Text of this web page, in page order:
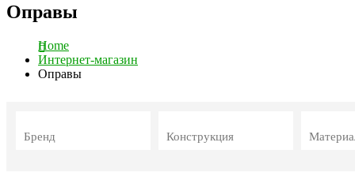
Оправы
Home
Интернет-магазин
Оправы
Бренд Конструкция